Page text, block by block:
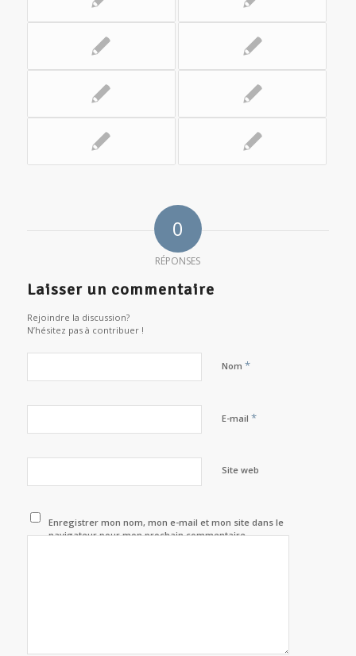
0
RÉPONSES
Laisser un commentaire
Rejoindre la discussion?
N’hésitez pas à contribuer !
Nom *
E-mail *
Site web
Enregistrer mon nom, mon e-mail et mon site dans le
navigateur pour mon prochain commentaire.